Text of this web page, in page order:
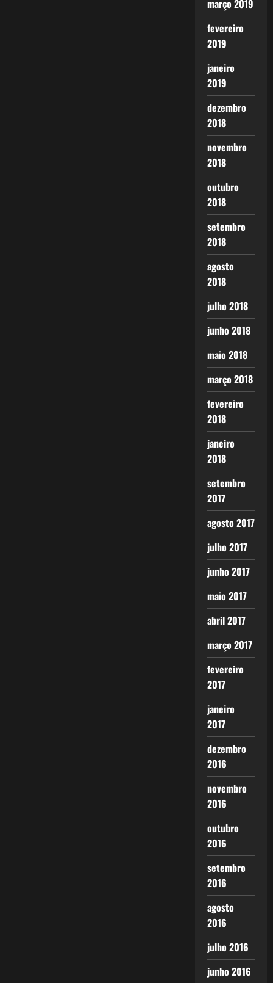
março 2019
fevereiro
2019
janeiro
2019
dezembro
2018
novembro
2018
outubro
2018
setembro
2018
agosto
2018
julho 2018
junho 2018
maio 2018
março 2018
fevereiro
2018
janeiro
2018
setembro
2017
agosto 2017
julho 2017
junho 2017
maio 2017
abril 2017
março 2017
fevereiro
2017
janeiro
2017
dezembro
2016
novembro
2016
outubro
2016
setembro
2016
agosto
2016
julho 2016
junho 2016